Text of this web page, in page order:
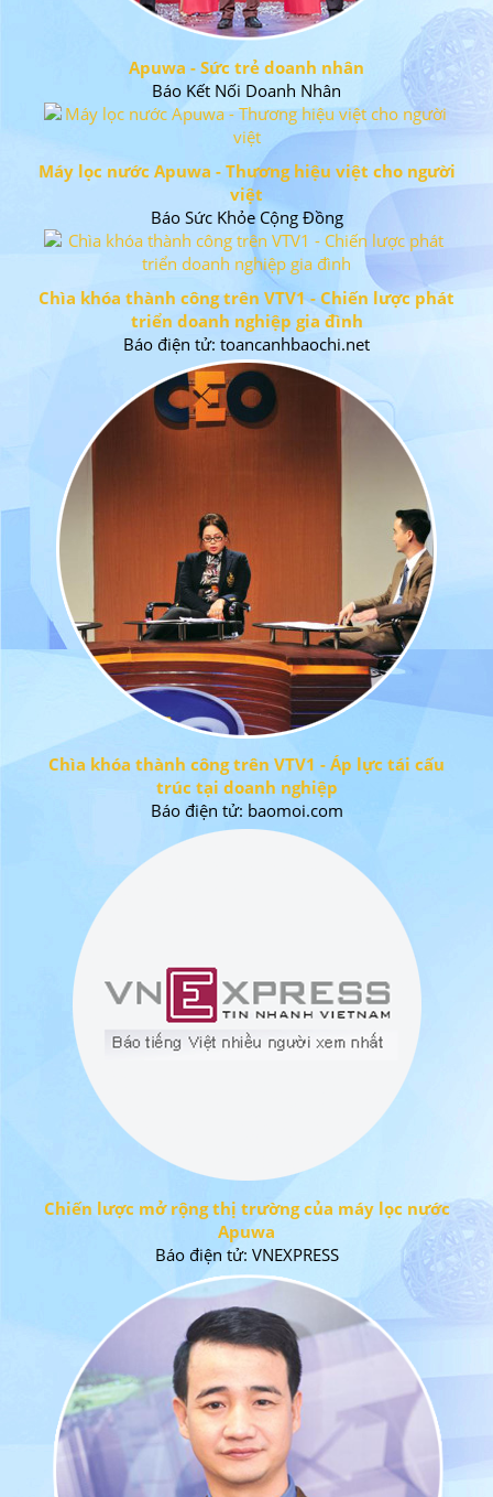
Apuwa - Sức trẻ doanh nhân
Báo Kết Nối Doanh Nhân
Máy lọc nước Apuwa - Thương hiệu việt cho người
việt
Báo Sức Khỏe Cộng Đồng
Chìa khóa thành công trên VTV1 - Chiến lược phát
triển doanh nghiệp gia đình
Báo điện tử: toancanhbaochi.net
Chìa khóa thành công trên VTV1 - Áp lực tái cấu
trúc tại doanh nghiệp
Báo điện tử: baomoi.com
Chiến lược mở rộng thị trường của máy lọc nước
Apuwa
Báo điện tử: VNEXPRESS